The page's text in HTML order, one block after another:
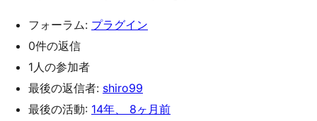
フォーラム: プラグイン
0件の返信
1人の参加者
最後の返信者: shiro99
最後の活動: 14年、 8ヶ月前